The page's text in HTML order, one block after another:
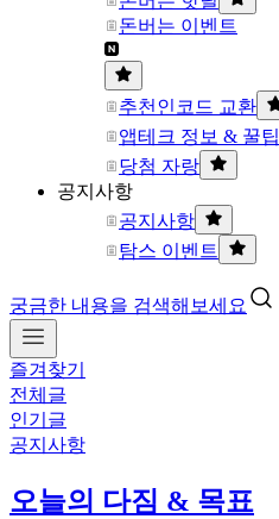
돈버는 이벤트
추천인코드 교환
앱테크 정보 & 꿀팁
당첨 자랑
공지사항
공지사항
탐스 이벤트
궁금한 내용을 검색해보세요
즐겨찾기
전체글
인기글
공지사항
오늘의 다짐 & 목표